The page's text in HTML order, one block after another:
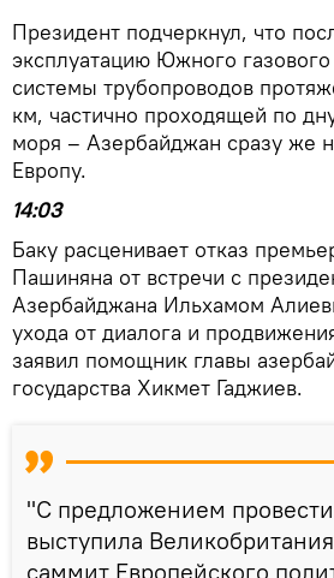
Президент подчеркнул, что
эксплуатацию Южного
системы трубопроводов
км, частично проходящей по
моря – Азербайджан сразу же
Европу.
14:03
Баку расценивает отказ
Пашиняна от встречи с
Азербайджана Ильхамом
ухода от диалога и
заявил помощник главы
государства Хикмет Гаджиев.
"С предложением
выступила
саммит Европейского